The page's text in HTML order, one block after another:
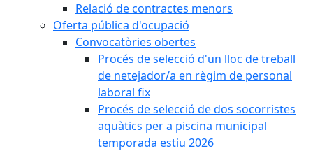
Relació de contractes menors
Oferta pública d'ocupació
Convocatòries obertes
Procés de selecció d'un lloc de treball
de netejador/a en règim de personal
laboral fix
Procés de selecció de dos socorristes
aquàtics per a piscina municipal
temporada estiu 2026